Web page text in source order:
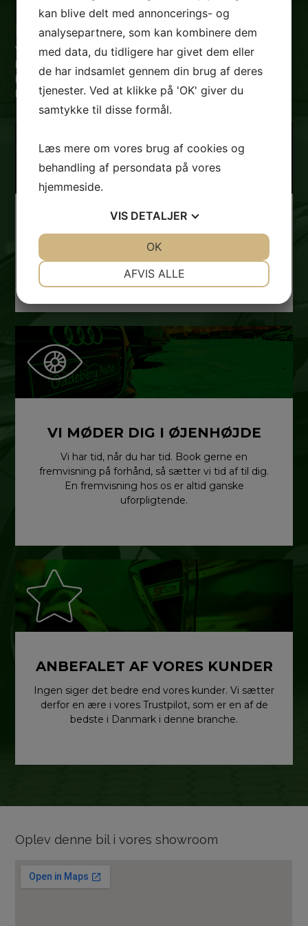
Hvorfor skal du vælge Gadeberg Auto?
Vi ved, gennem salg af mere end 5000 biler, at der findes
lige så mange forskellige mennesker, som der findes
biler. Det er derfor vigtigt for os, at du får lige netop den
bil, der matcher dig og dine behov allerbedst.
Hos os er en aftale en aftale – vi holder hvad vi
lover og vi er her for dig – også efter handlen
VI MØDER DIG I ØJENHØJDE
Vi har tid, når du har tid. Book gerne en
fremvisning på forhånd, så sætter vi tid af til dig.
En fremvisning hos os er altid ganske
uforpligtende.
ANBEFALET AF VORES KUNDER
Ingen siger det bedre end vores kunder. Vi sætter
derfor en ære i vores Trustpilot, som er en af de
bedste i Danmark i denne branche.
Oplev denne bil i vores showroom
kan blive delt med annoncerings- og
analysepartnere, som kan kombinere dem
med data, du tidligere har givet dem eller
de har indsamlet gennem din brug af deres
tjenester. Ved at klikke på 'OK' giver du
samtykke til disse formål.
Læs mere om vores brug af cookies og
behandling af persondata på vores
hjemmeside.
VIS DETALJER
MARKETING STATISTIK
AFVIS ALLE
OK